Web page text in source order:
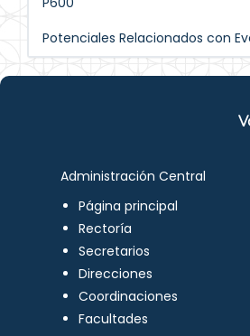
Potenciales Relacionados con
Administración Central
Página principal
Rectoría
Secretarios
Direcciones
Coordinaciones
Facultades